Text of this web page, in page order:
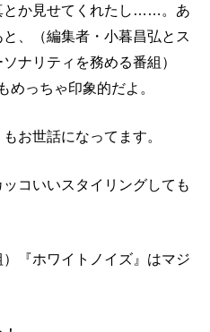
とか見せてくれたし……。あ
、（編集者・小暮昌弘とス
ナリティを務める番組）
めっちゃ印象的だよ。
お世話になってます。
コいいスタイリングしても
『ホワイトノイズ』はマジ